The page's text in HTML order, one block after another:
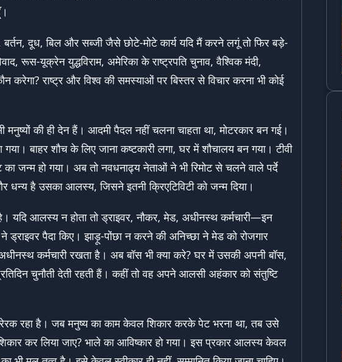
बर्तन, दूध, बिल और सब्जी जैसे छोटे-मोटे कार्य यदि मैं करने लगूं तो फिर बड़े-
रूस-यूक्रेन युद्धविराम, अमेरिका के राष्ट्रपति चुनाव, वैश्विक मंदी,
करेगा? राष्ट्र और विश्व की समस्याओं पर बिस्तर से विचार करना भी कोई
की ही देन हैं। आदमी पैदल नहीं चलना चाहता था, मोटरकार बन गई।
बाहर शौच के लिए जाना कष्टकारी लगा, घर में शौचालय बन गया। टीवी
जन्म हो गया। अब तो नवधनाढ्य नेताओं ने भी रिमोट से चलने वाले पर्दे
है उसका आलस्य, जिसने इतनी क्रिएटिविटी को जन्म दिया।
यदि आलस्य न होता तो ड्राइवर, नौकर, मेड, अधीनस्थ कर्मचारी—इन
पैदा किए। झाड़ू-पोंछा न करने की अनिच्छा ने मेड को रोजगार
कर्मचारी रखता है। अब बॉस भी क्या करे? घर में उसकी अपनी बॉस,
चुनौती देती रहती हैं। कहीं तो वह अपने आलसी अहंकार को संतुष्टि
रहा है। जब मनुष्य का काम केवल शिकार करके पेट भरना था, तब उसे
कर लिया जाए? भाले का आविष्कार हो गया। इस प्रकार आलस्य केवल